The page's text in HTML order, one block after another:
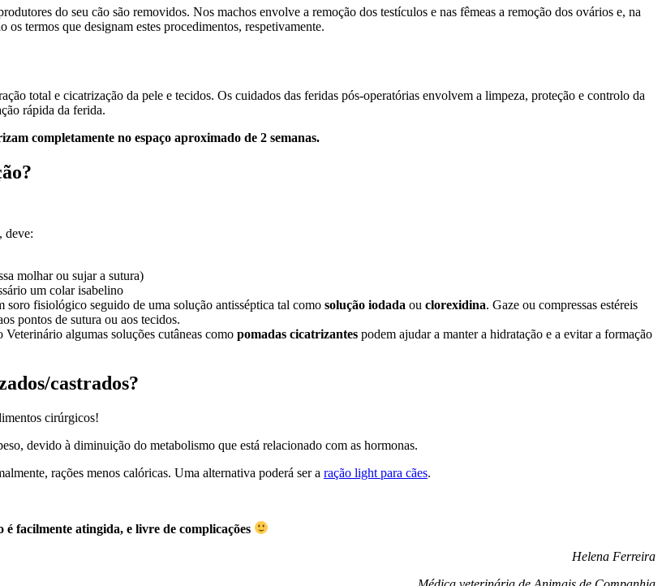
do seu cão são removidos. Nos machos envolve a remoção dos testículos e nas fêmeas a remoção dos ovários e, na
os termos que designam estes procedimentos, respetivamente.
total e cicatrização da pele e tecidos. Os cuidados das feridas pós-operatórias envolvem a limpeza, proteção e controlo da
rápida da ferida.
completamente no espaço aproximado de 2 semanas.
deve:
molhar ou sujar a sutura)
um colar isabelino
fisiológico seguido de uma solução antisséptica tal como solução iodada ou clorexidina. Gaze ou compressas estéreis
pontos de sutura ou aos tecidos.
algumas soluções cutâneas como pomadas cicatrizantes podem ajudar a manter a hidratação e a evitar a formação
castrados?
cirúrgicos!
devido à diminuição do metabolismo que está relacionado com as hormonas.
rações menos calóricas. Uma alternativa poderá ser a ração light para cães.
facilmente atingida, e livre de complicações
Helena Ferreira